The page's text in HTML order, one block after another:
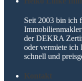
Seit 2003 bin ich
der DEKRA
oder vermiete ich
schnell und
Kontakt